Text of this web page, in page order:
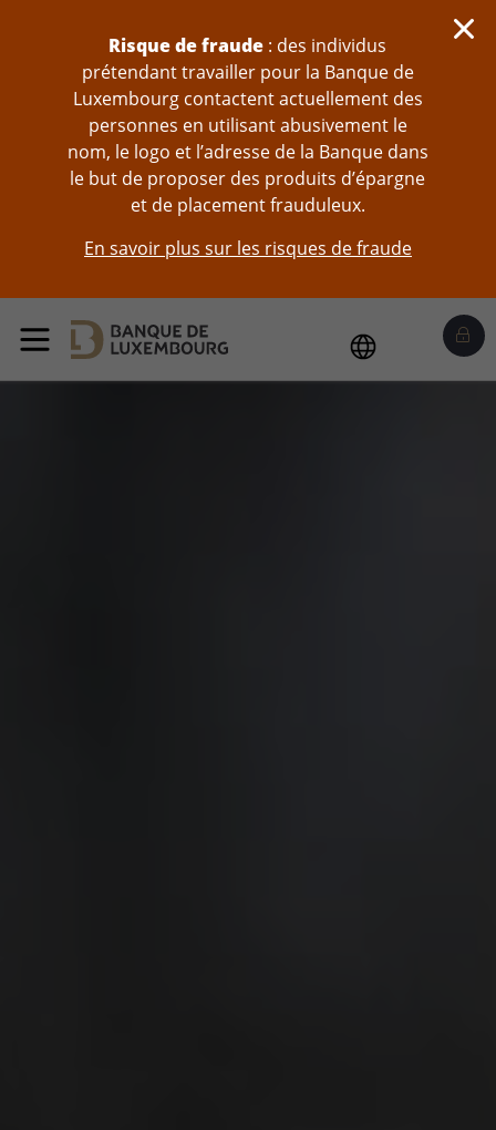
Risque de fraude : des individus
prétendant travailler pour la Banque de
Luxembourg contactent actuellement des
personnes en utilisant abusivement le
nom, le logo et l’adresse de la Banque dans
le but de proposer des produits d’épargne
et de placement frauduleux.
En savoir plus sur les risques de fraude